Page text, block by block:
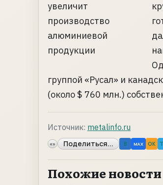
группой «Русал» и
(около $ 760 млн.)
Источник: metalinfo.ru
«» Поделиться... B MAX OK
Похожие новости